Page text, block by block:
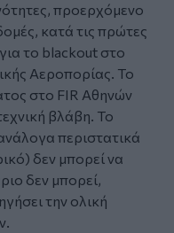
προερχόμενο
κατά τις πρώτες
το blackout στο
Αεροπορίας. Το
στο FIR Αθηνών
βλάβη. Το
περιστατικά
δεν μπορεί να
δεν μπορεί,
την ολική